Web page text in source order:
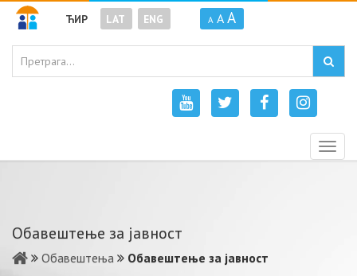
ЋИР LAT ENG A A A
Обавештење за јавност
Обавештења Обавештење за јавност